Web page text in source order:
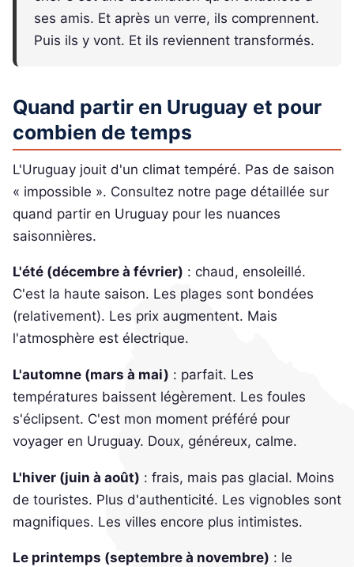
ses amis. Et après un verre, ils comprennent.
Puis ils y vont. Et ils reviennent transformés.
Quand partir en Uruguay et pour
combien de temps
L'Uruguay jouit d'un climat tempéré. Pas de saison
« impossible ». Consultez notre page détaillée sur
quand partir en Uruguay pour les nuances
saisonnières.
L'été (décembre à février) : chaud, ensoleillé.
C'est la haute saison. Les plages sont bondées
(relativement). Les prix augmentent. Mais
l'atmosphère est électrique.
L'automne (mars à mai) : parfait. Les
températures baissent légèrement. Les foules
s'éclipsent. C'est mon moment préféré pour
voyager en Uruguay. Doux, généreux, calme.
L'hiver (juin à août) : frais, mais pas glacial. Moins
de touristes. Plus d'authenticité. Les vignobles sont
magnifiques. Les villes encore plus intimistes.
Le printemps (septembre à novembre) : le